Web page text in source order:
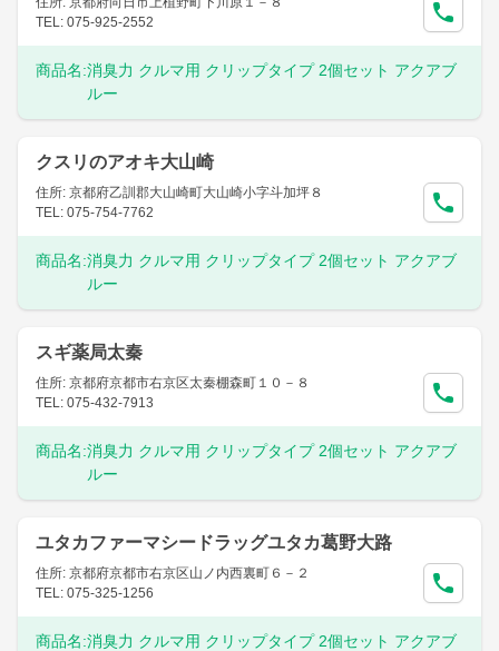
TEL: 075-925-2552
商品名:消臭力 クルマ用 クリップタイプ 2個セット アクアブ
ルー
クスリのアオキ大山崎
住所: 京都府乙訓郡大山崎町大山崎小字斗加坪８
TEL: 075-754-7762
商品名:消臭力 クルマ用 クリップタイプ 2個セット アクアブ
ルー
スギ薬局太秦
住所: 京都府京都市右京区太秦棚森町１０－８
TEL: 075-432-7913
商品名:消臭力 クルマ用 クリップタイプ 2個セット アクアブ
ルー
ユタカファーマシードラッグユタカ葛野大路
住所: 京都府京都市右京区山ノ内西裏町６－２
TEL: 075-325-1256
商品名:消臭力 クルマ用 クリップタイプ 2個セット アクアブ